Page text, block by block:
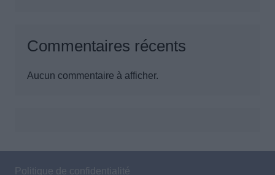
Commentaires récents
Aucun commentaire à afficher.
Politique de confidentialité